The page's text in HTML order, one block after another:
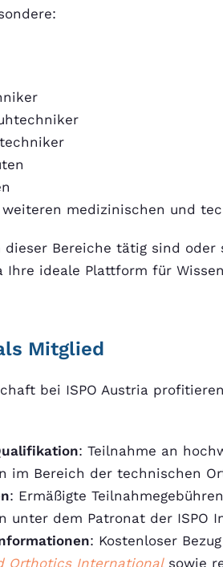
medizinischen und
dieser Bereiche tätig sind
Ihre ideale Plattform für
Mitglied
bei ISPO Austria
: Teilnahme an
im Bereich der technischen
: Ermäßigte
unter dem Patronat der ISPO
: Kostenloser
Orthotics Internationalsowie